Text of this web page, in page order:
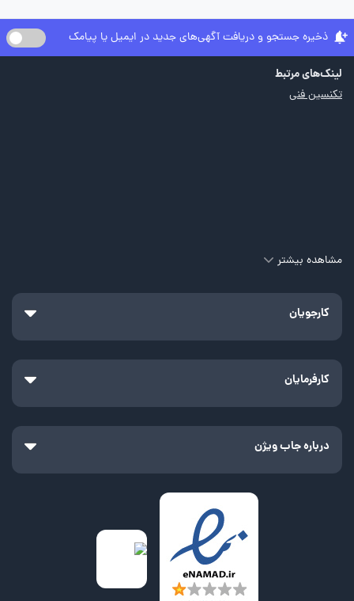
ذخیره جستجو و دریافت آگهی‌های جدید در ایمیل یا پیامک
لینک‌های مرتبط
تکنسین فنی
مشاهده بیشتر
کارجویان
کارفرمایان
درباره جاب ویژن